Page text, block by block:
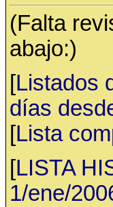
(Falta
abajo:)
[Listados
días
[Lista
[LISTA
1/ene/